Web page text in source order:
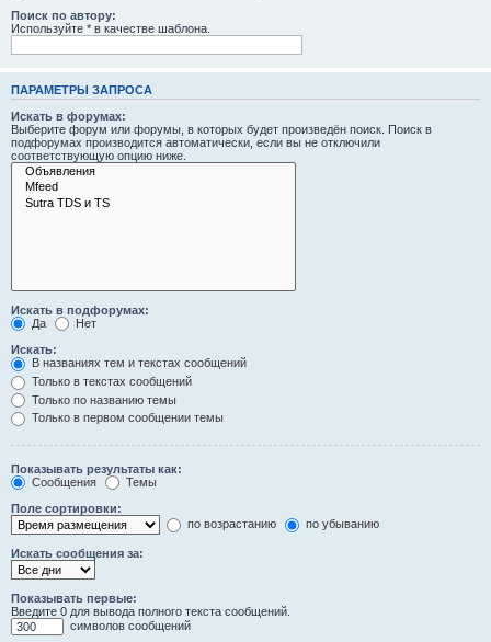
Поиск по автору:
Используйте * в качестве шаблона.
ПАРАМЕТРЫ ЗАПРОСА
Искать в форумах:
Выберите форум или форумы, в которых будет произведён поиск. Поиск в
подфорумах производится автоматически, если вы не отключили
соответствующую опцию ниже.
Искать в подфорумах:
Да
Нет
Искать:
В названиях тем и текстах сообщений
Только в текстах сообщений
Только по названию темы
Только в первом сообщении темы
Показывать результаты как:
Сообщения
Темы
Поле сортировки:
по возрастанию
по убыванию
Искать сообщения за:
Показывать первые:
Введите 0 для вывода полного текста сообщений.
символов сообщений